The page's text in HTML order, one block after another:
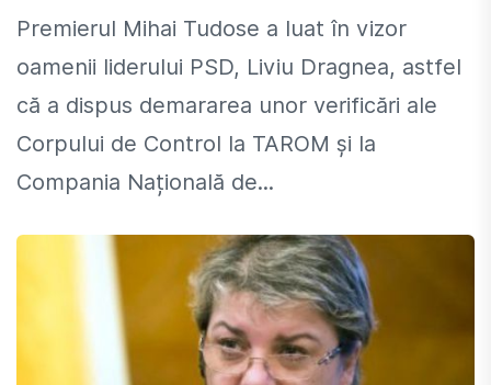
Premierul Mihai Tudose a luat în vizor
oamenii liderului PSD, Liviu Dragnea, astfel
că a dispus demararea unor verificări ale
Corpului de Control la TAROM și la
Compania Națională de...